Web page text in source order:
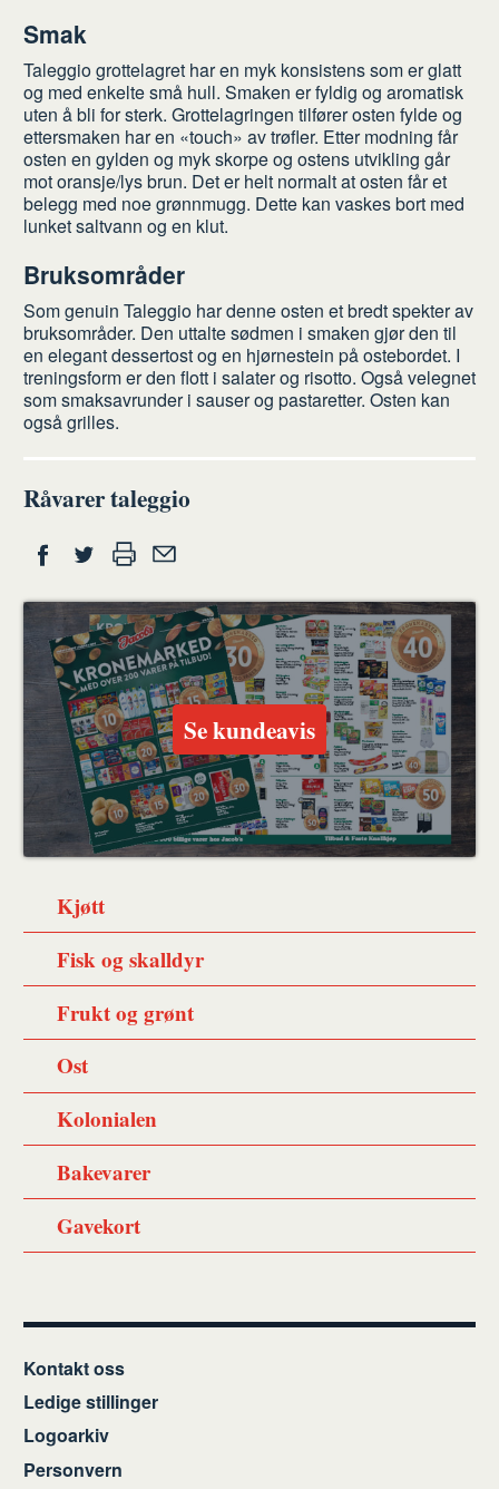
Smak
Taleggio grottelagret har en myk konsistens som er glatt
og med enkelte små hull. Smaken er fyldig og aromatisk
uten å bli for sterk. Grottelagringen tilfører osten fylde og
ettersmaken har en «touch» av trøfler. Etter modning får
osten en gylden og myk skorpe og ostens utvikling går
mot oransje/lys brun. Det er helt normalt at osten får et
belegg med noe grønnmugg. Dette kan vaskes bort med
lunket saltvann og en klut.
Bruksområder
Som genuin Taleggio har denne osten et bredt spekter av
bruksområder. Den uttalte sødmen i smaken gjør den til
en elegant dessertost og en hjørnestein på ostebordet. I
treningsform er den flott i salater og risotto. Også velegnet
som smaksavrunder i sauser og pastaretter. Osten kan
også grilles.
Råvarer taleggio
Del
på
Facebook
på
Twitter
ut en
venn
Se kundeavis
Kjøtt
Fisk og skalldyr
Frukt og grønt
Ost
Kolonialen
Bakevarer
Gavekort
Kontakt oss
Ledige stillinger
Logoarkiv
Personvern